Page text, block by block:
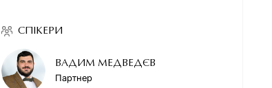
СПІКЕРИ
ВАДИМ МЕДВЕДЄВ
Партнер